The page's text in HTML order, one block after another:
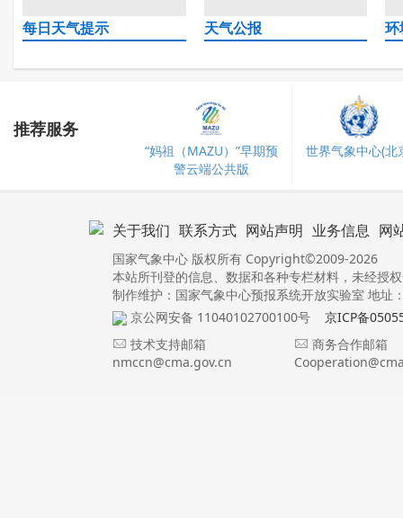
每日天气提示 天气公报
推荐服务
“妈祖（MAZU）”早期预
警云端公共版
世界气象中心(北
关于我们 联系方式 网站声明 业务信息 网
国家气象中心 版权所有 Copyright©2009-2026
本站所刊登的信息、数据和各种专栏材料，未经授
制作维护：国家气象中心预报系统开放实验室 地址
京公网安备 11040102700100号
京ICP备
技术支持邮箱
nmccn@cma.gov.cn
商务合作邮箱